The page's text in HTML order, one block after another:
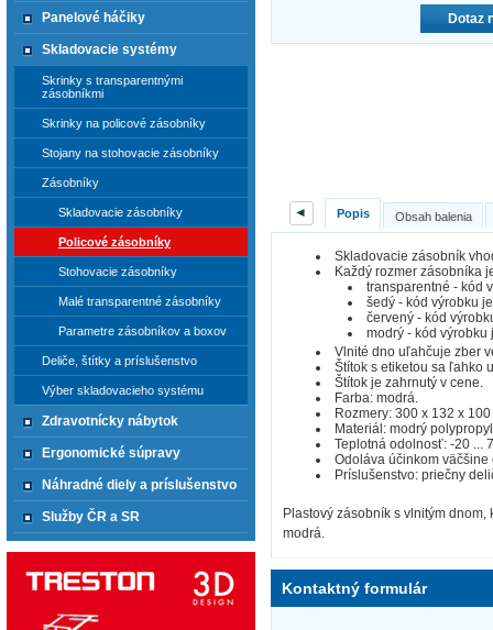
Dotaz
◄ Popis Obsah balenia
Skladovacie zásobník
Každý rozmer zásobníka
transparentné - kód
šedý - kód výrobku
červený - kód
modrý - kód výrobku
Vlnité dno uľahčuje zber
Štítok s etiketou sa ľahko
Štítok je zahrnutý v cene.
Farba: modrá.
Rozmery: 300 x 132 x 100
Materiál: modrý
Teplotná odolnosť: -20 ...
Odoláva účinkom
Príslušenstvo: priečny
Plastový zásobník s vlnitým
modrá.
Kontaktný formulár
Panelové háčiky
Skladovacie systémy
Skrinky s transparentnými
zásobníkmi
Skrinky na policové zásobníky
Stojany na stohovacie zásobníky
Zásobníky
Skladovacie zásobníky
Policové zásobníky
Stohovacie zásobníky
Malé transparentné zásobníky
Parametre zásobníkov a boxov
Deliče, štítky a príslušenstvo
Výber skladovacieho systému
Zdravotnícky nábytok
Ergonomické súpravy
Náhradné diely a príslušenstvo
Služby ČR a SR